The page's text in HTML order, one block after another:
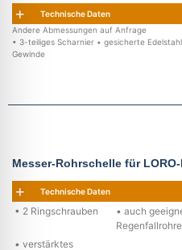
Technische Daten
Andere Abmessungen auf Anfrage
• 3-teiliges Scharnier • gesicherte
Gewinde
Messer-Rohrschelle für
Technische Daten
• 2 Ringschrauben
• auch
Regenfallrohre
• verstärktes